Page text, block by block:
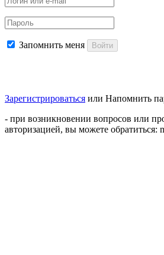
Запомнить меня Войти
Зарегистрироваться или Напомнить
- при возникновении вопросов или
авторизацией, вы можете обратиться: